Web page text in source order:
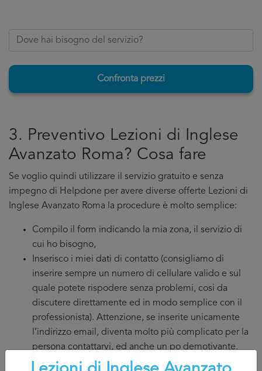
Confronta prezzi
3. Preventivo Lezioni di Inglese
Avanzato Roma? Cosa fare
Se voglio quindi utilizzare il servizio gratuito e senza
impegno di Helpdone per avere diverse offerte Lezioni di
Inglese Avanzato Roma la procedure è molto semplice:
Compilo il form indicando la mia zona, il servizio di
cui ho bisogno,
Inserisco i miei dati di contatto (consigliamo di
inserire sempre un numero di cellulare valido e sul
quale potete rispodere senza problemi, cosi da
discutere direttamente ed in modo semplice con il
professionista). Attenzione, se inserite unicamente
l’indirizzo email, diventa molto più complicato per la
persona contattarvi, ed anche un po demotivante.
Valido la mia richiesta Lezioni di Inglese